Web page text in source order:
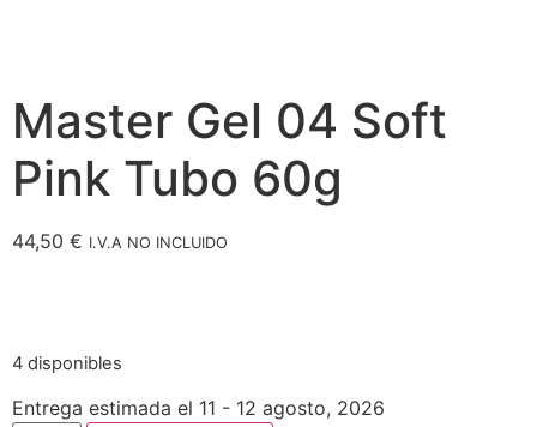
Master Gel 04 Soft
Pink Tubo 60g
44,50 € I.V.A NO INCLUIDO
4 disponibles
Entrega estimada el 11 - 12 agosto, 2026